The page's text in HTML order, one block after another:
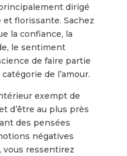
dirigé
florissante. Sachez
la confiance, la
le sentiment
de faire partie
de l’amour.
exempt de
d’être au plus près
des pensées
négatives
vous ressentirez